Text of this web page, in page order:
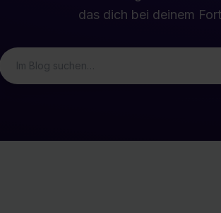
das dich bei deinem